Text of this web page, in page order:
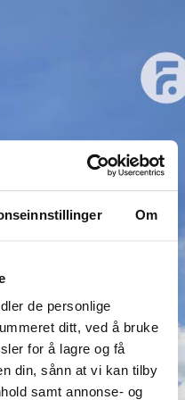
Om
de personlige
ditt, ved å bruke
for å lagre og få
din, sånn at vi kan tilby
samt annonse- og